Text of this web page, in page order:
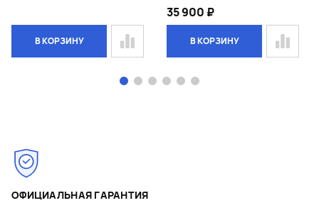
В КОРЗИНУ
35 900 ₽
В КОРЗИНУ
ОФИЦИАЛЬНАЯ ГАРАНТИЯ